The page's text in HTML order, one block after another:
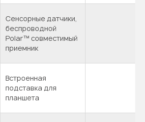
Сенсорные датчики,
беспроводной
Polar™ совместимый
приемник
Встроенная
подставка для
планшета